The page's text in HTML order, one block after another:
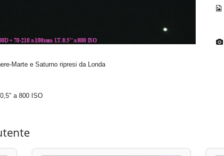
Marte e Saturno ripresi da Londa
a 800 ISO